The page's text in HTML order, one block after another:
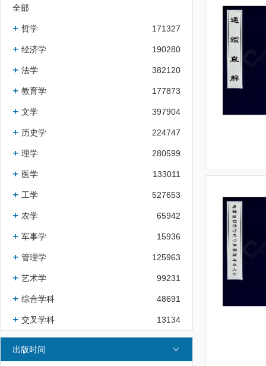
全部
哲学 171327
经济学 190280
法学 382120
教育学 177873
文学 397904
历史学 224747
理学 280599
医学 133011
工学 527653
农学 65942
军事学 15936
管理学 125963
艺术学 99231
综合学科 48691
交叉学科 13134
出版时间